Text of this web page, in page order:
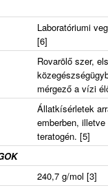
Laboratóriumi
[6]
Rovarölő szer,
mérgező a vízi
Állatkísérletek
emberben,
teratogén. [5]
240,7 g/mol [3]